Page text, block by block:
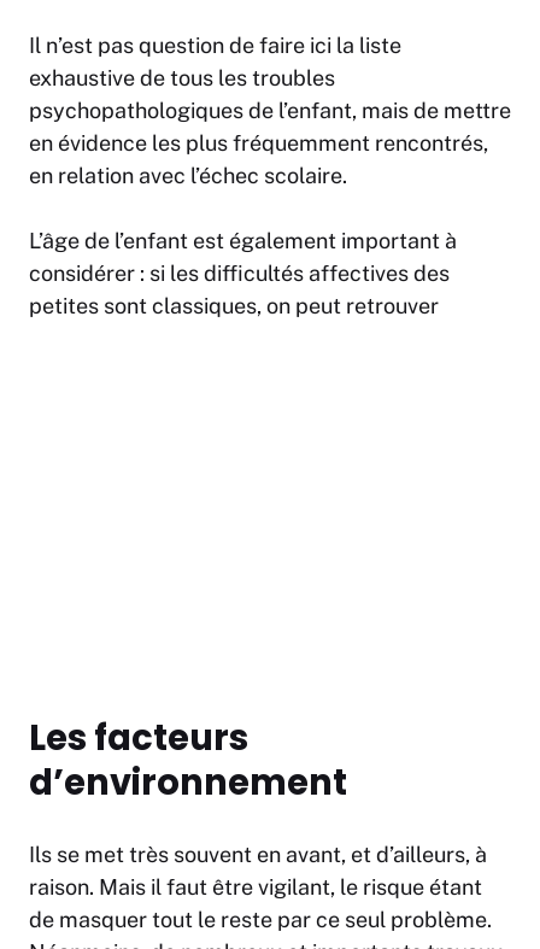
Il n’est pas question de faire ici la liste
exhaustive de tous les troubles
psychopathologiques de l’enfant, mais de mettre
en évidence les plus fréquemment rencontrés,
en relation avec l’échec scolaire.
L’âge de l’enfant est également important à
considérer : si les difficultés affectives des
petites sont classiques, on peut retrouver
Les facteurs
d’environnement
Ils se met très souvent en avant, et d’ailleurs, à
raison. Mais il faut être vigilant, le risque étant
de masquer tout le reste par ce seul problème.